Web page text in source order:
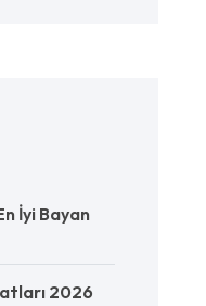
İyi Bayan
2026